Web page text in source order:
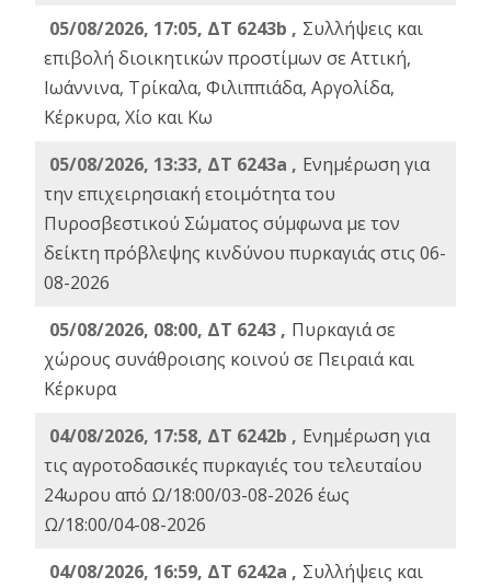
05/08/2026, 17:05, ΔΤ 6243b , Συλλήψεις και
επιβολή διοικητικών προστίμων σε Αττική,
Ιωάννινα, Τρίκαλα, Φιλιππιάδα, Αργολίδα,
Κέρκυρα, Χίο και Κω
05/08/2026, 13:33, ΔΤ 6243a , Ενημέρωση για
την επιχειρησιακή ετοιμότητα του
Πυροσβεστικού Σώματος σύμφωνα με τον
δείκτη πρόβλεψης κινδύνου πυρκαγιάς στις 06-
08-2026
05/08/2026, 08:00, ΔΤ 6243 , Πυρκαγιά σε
χώρους συνάθροισης κοινού σε Πειραιά και
Κέρκυρα
04/08/2026, 17:58, ΔΤ 6242b , Ενημέρωση για
τις αγροτοδασικές πυρκαγιές του τελευταίου
24ωρου από Ω/18:00/03-08-2026 έως
Ω/18:00/04-08-2026
04/08/2026, 16:59, ΔΤ 6242a , Συλλήψεις και